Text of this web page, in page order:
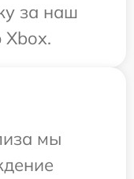
за наш
Xbox.
мы